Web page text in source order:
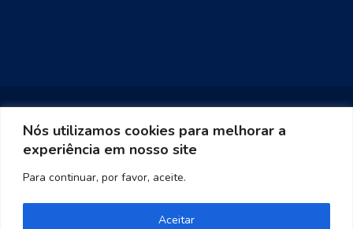
Nós utilizamos cookies para melhorar a
experiência em nosso site
Para continuar, por favor, aceite.
Aceitar